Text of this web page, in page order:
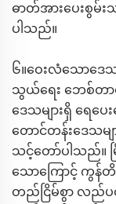
ဓာတ်အားပေးစွမ်
ပါသည်။
၆။ဝေးလံသောဒေ
သွယ်ရေး ဘေစ်တာဝ
ဒေသများရှိ ရေပေ
တောင်တန်းဒေသမ
သင့်တော်ပါသည်။ မ
သောကြောင့် ကွန်တိ
တည်ငြိမ်စွာ လည်ပတ်